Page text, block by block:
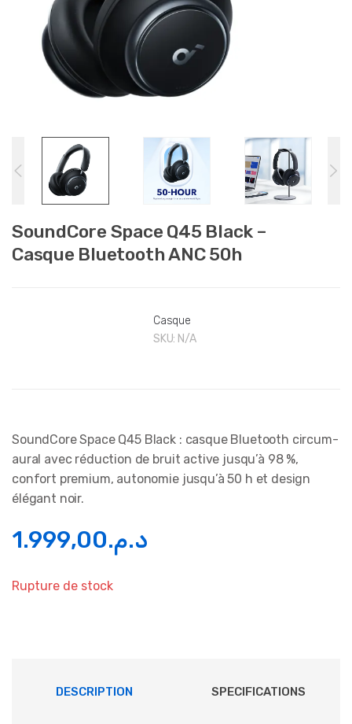
SoundCore Space Q45 Black –
Casque Bluetooth ANC 50h
Casque
SKU: N/A
SoundCore Space Q45 Black : casque Bluetooth circum-
aural avec réduction de bruit active jusqu’à 98 %,
confort premium, autonomie jusqu’à 50 h et design
élégant noir.
د.م.1.999,00
Rupture de stock
DESCRIPTION SPECIFICATIONS